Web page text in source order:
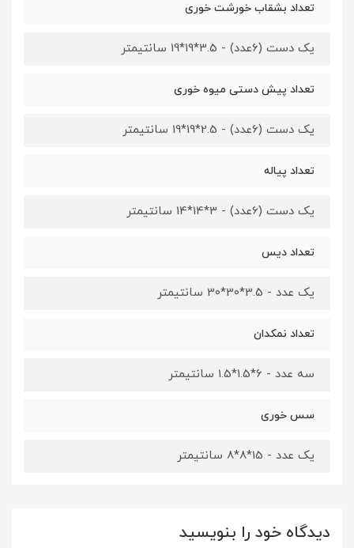
تعداد بشقاب خورشت خوری
یک دست (6عدد) - 3.5*19*19 سانتیمتر
تعداد پیش دستی میوه خوری
یک دست (6عدد) - 2.5*19*19 سانتیمتر
تعداد پیاله
یک دست (6عدد) - 3*14*14 سانتیمتر
تعداد دیس
یک عدد - 3.5*30*30 سانتیمتر
تعداد نمکدان
سه عدد - 6*1.5*1.5 سانتیمتر
سس خوری
یک عدد - 15*8*8 سانتیمتر
دیدگاه خود را بنویسید